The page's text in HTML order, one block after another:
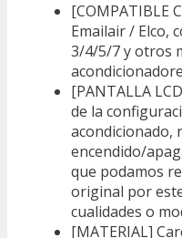
[COMPATIBLE
Emailair / Elco,
3/4/5/7 y otros
[PANTALLA
de la
acondicionado,
encendido/
que podamos
original por
cualidades o
[MATERIAL]